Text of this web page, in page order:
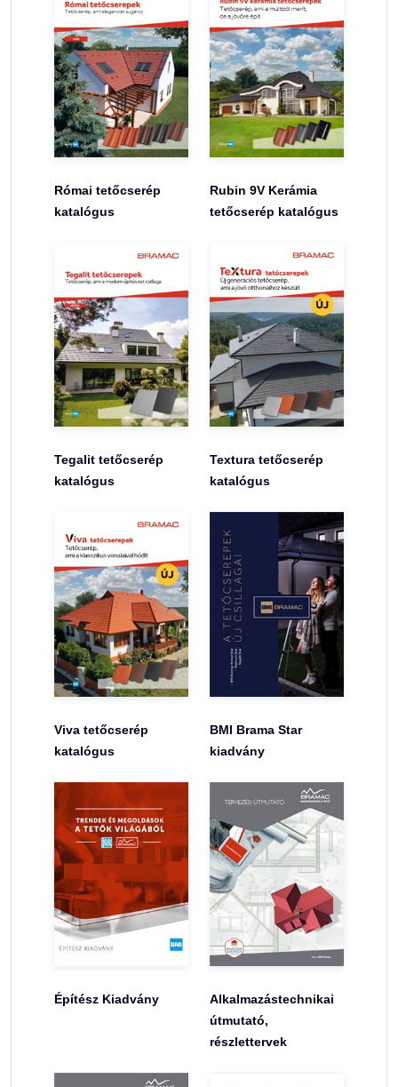
Római tetőcserép
katalógus
Rubin 9V Kerámia
tetőcserép katalógus
Tegalit tetőcserép
katalógus
Textura tetőcserép
katalógus
Viva tetőcserép
katalógus
BMI Brama Star
kiadvány
Építész Kiadvány
Alkalmazástechnikai
útmutató,
részlettervek